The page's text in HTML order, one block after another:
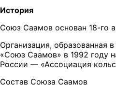
История
Союз Саамов основан 18-го
Организация, образованная
«Союз Саамов» в 1992 году
России — «Ассоциация
Состав Союза Саамов